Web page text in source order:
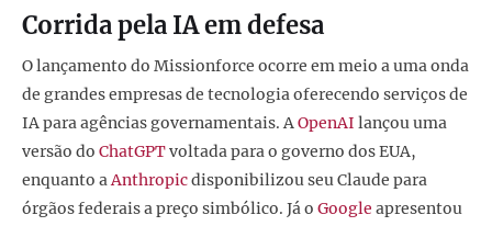
Corrida pela IA em defesa
O lançamento do Missionforce ocorre em meio a uma onda
de grandes empresas de tecnologia oferecendo serviços de
IA para agências governamentais. AOpenAI lançou uma
versão do ChatGPTvoltada para o governo dos EUA,
enquanto aAnthropicdisponibilizou seu Claude para
órgãos federais a preço simbólico. Já o Google apresentou